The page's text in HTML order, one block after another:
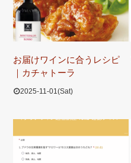
お届けワインに合うレシピ
｜カチャトーラ
2025-11-01(Sat)